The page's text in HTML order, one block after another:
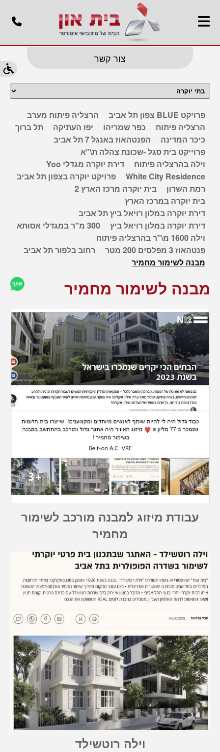
צור קשר
פרויקט BLUE צפון תל אביב
הרצליה פיתוח מערב
הרצליה פיתוח
כפר שמריהו יפו העתיקה
תל ברוך
כיכר המדינה
הפנטהאוז באנגל 7 תל אביב
פרוייקט בית סגל -שכונת צהלה ת\"א
וילה בהרצליה פיתוח
דירת יוקרה מגדלי Yoo
White City Residence
פרויקט יוקרה בצפון תל אביב
רמת השרון
בית יוקרה מרכז הארץ 2
בית יוקרה במרכז הארץ
דירת יוקרה במלון רויאל ביץ תל אביב
דירת יוקרה במלון רויאל ביץ
300 מ"ר במגדלי אסותא
וילה 1600 מ\"ר בהרצליה פיתוח
פנטהאוז 3 מפלסים 200 מטר
רחוב בלפור תל אביב
מבנה לשימור מחמיר
מבנה לשימור מחמיר
עבודת מיזוג למבנה מורכב לשימור
מחמיר
וילה רוטשילד